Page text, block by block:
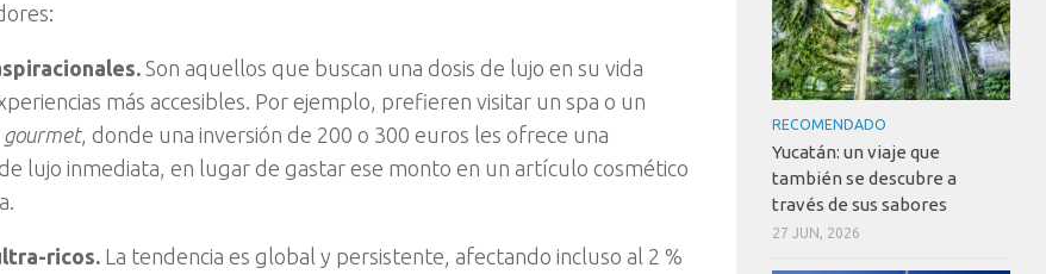
Son aquellos que buscan una dosis de lujo en su vida
más accesibles. Por ejemplo, prefieren visitar un spa o un
gourmet, donde una inversión de 200 o 300 euros les ofrece una
lujo inmediata, en lugar de gastar ese monto en un artículo cosmético
ricos. La tendencia es global y persistente, afectando incluso al 2 %
RECOMENDADO
Yucatán: un viaje que
también se descubre a
través de sus sabores
27 JUN, 2026